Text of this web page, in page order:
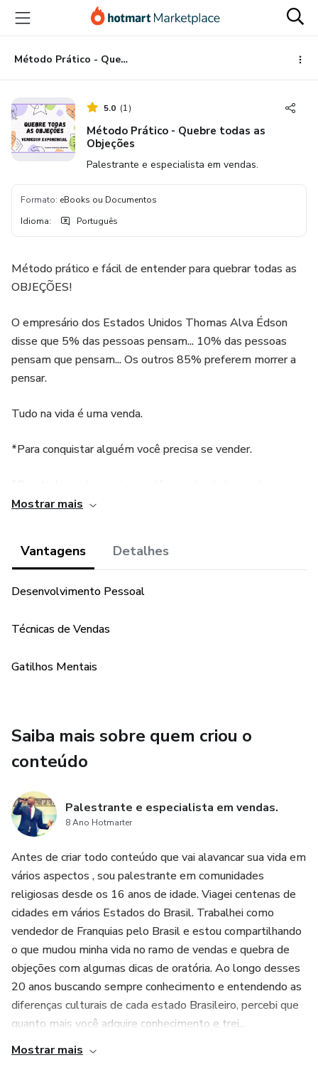
para
conteúdo
principal
para
pagamento
para
rodapé
Método Prático - Quebre todas as Objeções
5.0 (1)
Método Prático - Quebre todas as
Objeções
Palestrante e especialista em vendas.
Formato: eBooks ou Documentos
Idioma: Português
Método prático e fácil de entender para quebrar todas as
OBJEÇÕES!
O empresário dos Estados Unidos Thomas Alva Édson
disse que 5% das pessoas pensam... 10% das pessoas
pensam que pensam... Os outros 85% preferem morrer a
pensar.
Tudo na vida é uma venda.
*Para conquistar alguém você precisa se vender.
trabalho.
uma venda.
Sucesso e boas vendas!
Mostrar mais
Vantagens Detalhes
Desenvolvimento Pessoal
Técnicas de Vendas
Gatilhos Mentais
Saiba mais sobre quem criou o
conteúdo
Palestrante e especialista em vendas.
8 Ano Hotmarter
Antes de criar todo conteúdo que vai alavancar sua vida em
vários aspectos , sou palestrante em comunidades
religiosas desde os 16 anos de idade. Viagei centenas de
cidades em vários Estados do Brasil. Trabalhei como
vendedor de Franquias pelo Brasil e estou compartilhando
o que mudou minha vida no ramo de vendas e quebra de
objeções com algumas dicas de oratória. Ao longo desses
20 anos buscando sempre conhecimento e entendendo as
diferenças culturais de cada estado Brasileiro, percebi que
quanto mais você adquire conhecimento e trei...
Mostrar mais